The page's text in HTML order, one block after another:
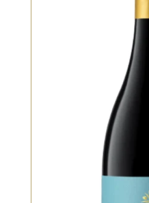
Blanc, Vieilli
Un blanc de
et structuré.
vanille
séchées.
volume et une
en conservant